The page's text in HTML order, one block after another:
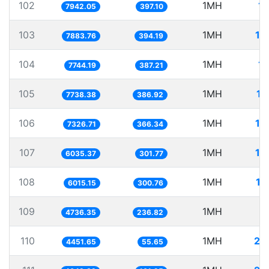
102 7942.05 397.10 1MH
103 7883.76 394.19 1MH
104 7744.19 387.21 1MH
105 7738.38 386.92 1MH
106 7326.71 366.34 1MH
107 6035.37 301.77 1MH
108 6015.15 300.76 1MH
109 4736.35 236.82 1MH
110 4451.65 55.65 1MH